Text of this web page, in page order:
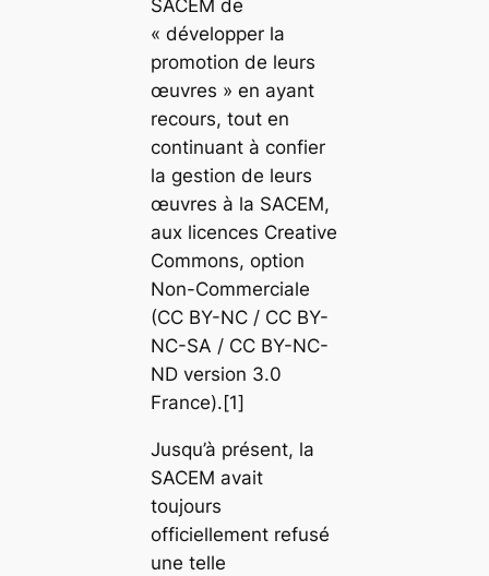
SACEM de
« développer la
promotion de leurs
œuvres » en ayant
recours, tout en
continuant à confier
la gestion de leurs
œuvres à la SACEM,
aux licences Creative
Commons, option
Non-Commerciale
(CC BY-NC / CC BY-
NC-SA / CC BY-NC-
ND version 3.0
France).[1]
Jusqu’à présent, la
SACEM avait
toujours
officiellement refusé
une telle